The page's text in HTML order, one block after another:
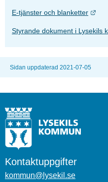
E-tjänster och blanketter
Styrande dokument i Lysekils
Sidan uppdaterad 2021-07-05
Kontaktuppgifter
kommun@lysekil.se